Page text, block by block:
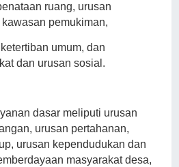
ruang, urusan
pemukiman,
umum, dan
dan urusan sosial.
dasar meliputi urusan
urusan pertahanan,
urusan kependudukan dan
masyarakat desa,